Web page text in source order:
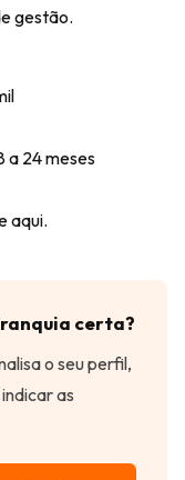
gestão.
a 24 meses
aqui.
certa?
o seu perfil,
as